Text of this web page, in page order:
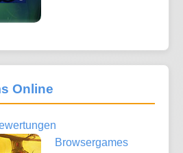
Online
Browsergames